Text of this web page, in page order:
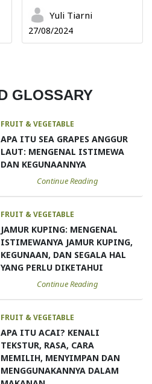
Yuli Tiarni
27/08/2024
GLOSSARY
FRUIT & VEGETABLE
APA ITU SEA GRAPES ANGGUR
LAUT: MENGENAL ISTIMEWA
DAN KEGUNAANNYA
Continue Reading
FRUIT & VEGETABLE
JAMUR KUPING: MENGENAL
ISTIMEWANYA JAMUR KUPING,
KEGUNAAN, DAN SEGALA HAL
YANG PERLU DIKETAHUI
Continue Reading
FRUIT & VEGETABLE
APA ITU ACAI? KENALI
TEKSTUR, RASA, CARA
MEMILIH, MENYIMPAN DAN
MENGGUNAKANNYA DALAM